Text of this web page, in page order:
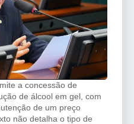
a concessão de
de álcool em gel, com
de um preço
não detalha o tipo de